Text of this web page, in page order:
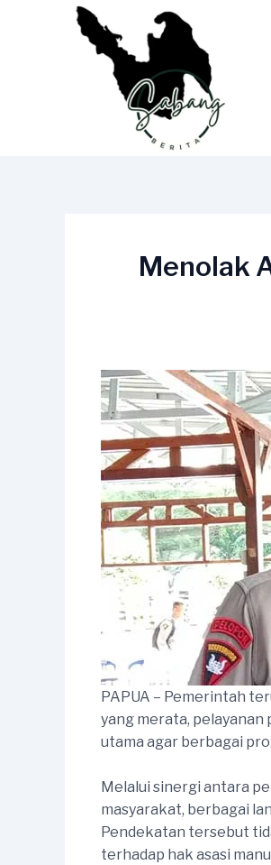
Menolak
PAPUA – Pemerintah
yang merata,
utama agar berbagai
Melalui sinergi antara
masyarakat, berbagai
Pendekatan tersebut
terhadap hak asasi